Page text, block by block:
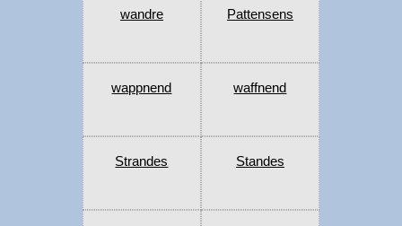
wandre Pattensens
wappnend waffnend
Strandes Standes